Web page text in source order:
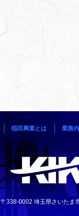
稲田興業とは 業務
〒338-0002 埼玉県さいた